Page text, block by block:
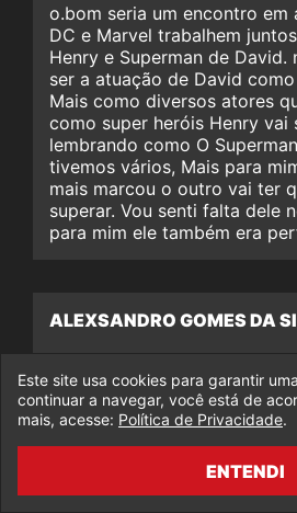
o.bom seria um encontro em
DC e Marvel trabalhem
Henry e Superman de David.
ser a atuação de David
Mais como diversos atores
como super heróis Henry vai
lembrando como O
tivemos vários, Mais para
mais marcou o outro vai ter
superar. Vou senti falta dele
para mim ele também era
ALEXSANDRO GOMES DA
Ele e o melhor pra fazer
ele eu não vou ver se vou a
tiro ele eu nem queria mais
Este site usa cookies para garantir
continuar a navegar, você está de
mais, acesse: Política de Privacidade.
ENTENDI